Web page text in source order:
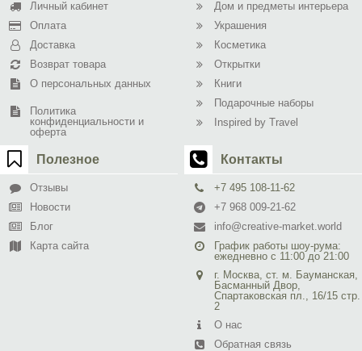
Личный кабинет
Оплата
Доставка
Возврат товара
О персональных данных
Политика
конфиденциальности и
оферта
Дом и предметы интерьера
Украшения
Косметика
Открытки
Книги
Подарочные наборы
Inspired by Travel
Полезное
Отзывы
Новости
Блог
Карта сайта
Контакты
+7 495 108-11-62
+7 968 009-21-62
info@creative-market.world
График работы шоу-рума:
ежедневно с 11:00 до 21:00
г. Москва, ст. м. Бауманская,
Басманный Двор,
Спартаковская пл., 16/15 стр.
2
О нас
Обратная связь